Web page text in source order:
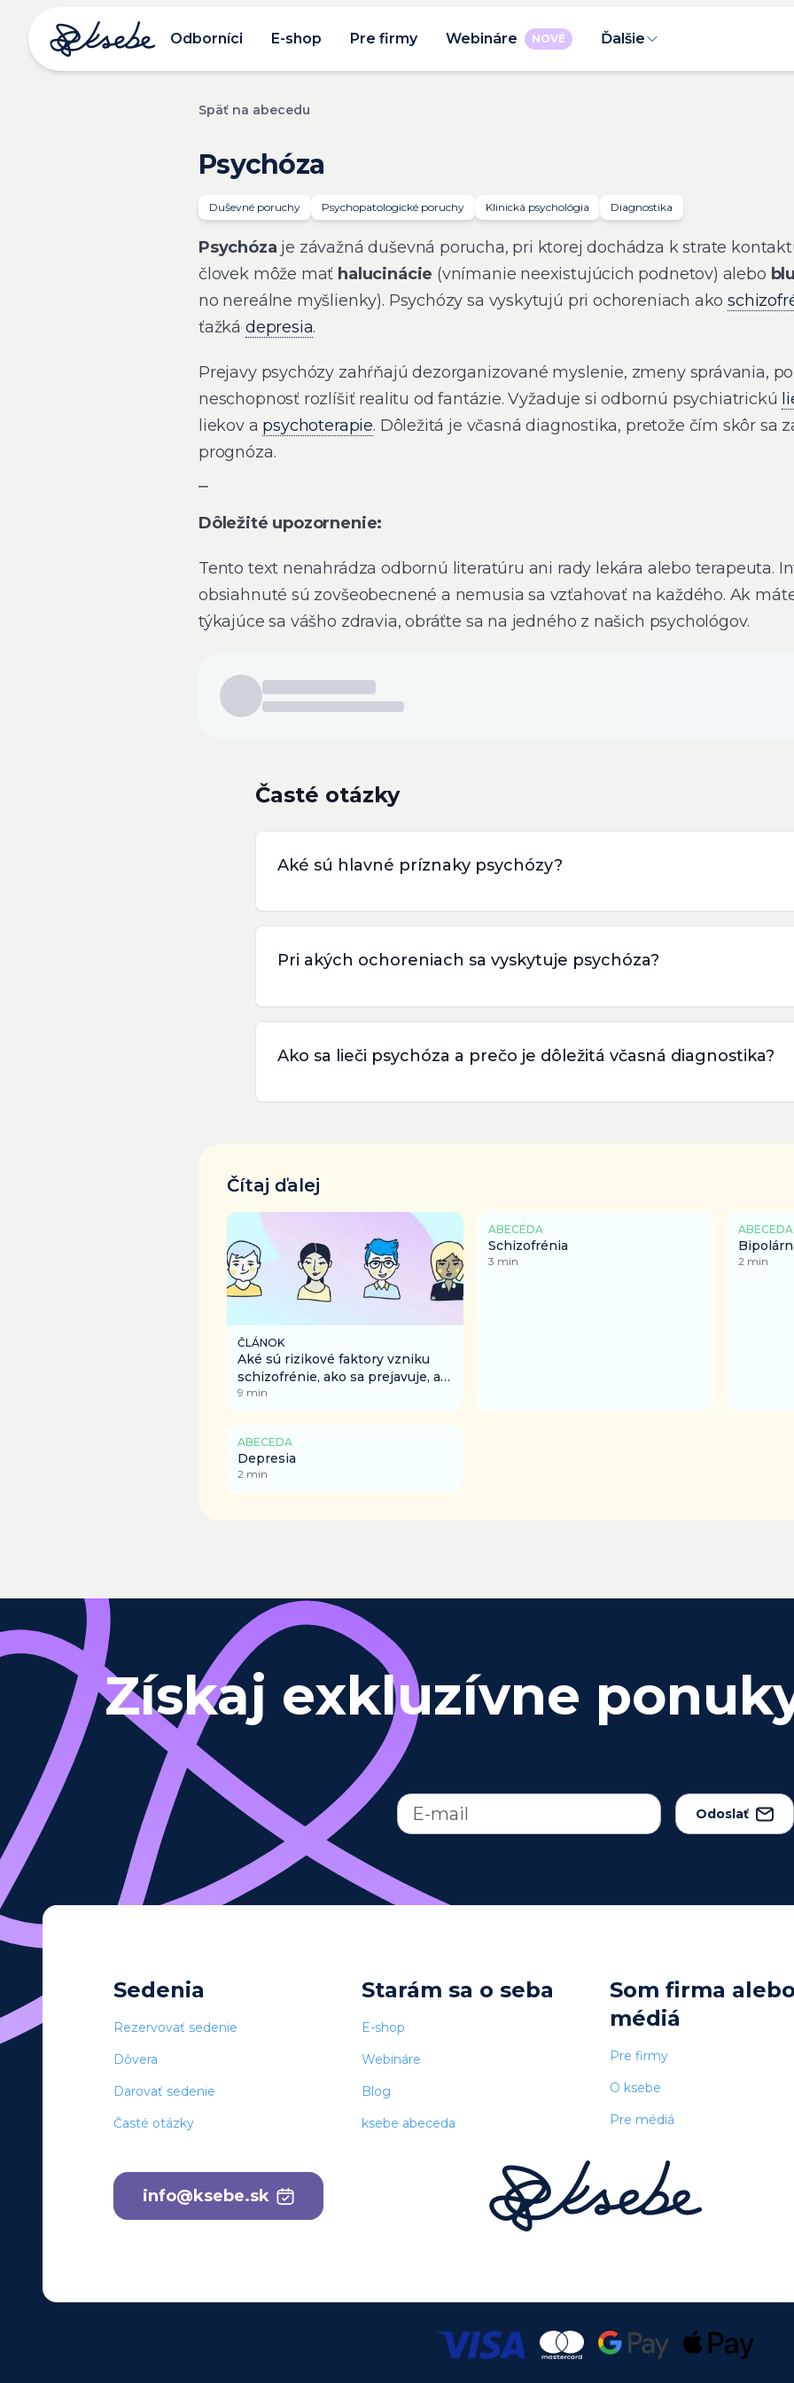
Odborníci E-shop Pre firmy Webináre NOVÉ Ďalšie
Späť na abecedu
Psychóza
Duševné poruchy Psychopatologické poruchy Klinická psychológia Diagnostika
Psychóza je závažná duševná porucha, pri ktorej dochádza k strate
človek môže mať halucinácie (vnímanie neexistujúcich podnetov) alebo
no nereálne myšlienky). Psychózy sa vyskytujú pri ochoreniach ako
ťažká depresia.
Prejavy psychózy zahŕňajú dezorganizované myslenie, zmeny správania,
neschopnosť rozlíšiť realitu od fantázie. Vyžaduje si odbornú psychiatrickú
liekov a psychoterapie. Dôležitá je včasná diagnostika, pretože čím skôr sa
prognóza.
Dôležité upozornenie:
Tento text nenahrádza odbornú literatúru ani rady lekára alebo terapeuta.
obsiahnuté sú zovšeobecnené a nemusia sa vzťahovať na každého. Ak
týkajúce sa vášho zdravia, obráťte sa na jedného z našich psychológov.
Časté otázky
Aké sú hlavné príznaky psychózy?
Pri akých ochoreniach sa vyskytuje psychóza?
Ako sa lieči psychóza a prečo je dôležitá včasná diagnostika?
Čítaj ďalej
ČLÁNOK
Aké sú rizikové faktory vzniku
schizofrénie, ako sa prejavuje, a
aký je život s touto diagnózou?
9 min
ABECEDA
Schizofrénia
3 min
ABECEDA
2 min
ABECEDA
Depresia
2 min
Získaj exkluzívne
Odoslať
Sedenia
Rezervovať sedenie
Dôvera
Darovať sedenie
Časté otázky
Starám sa o seba
E-shop
Webináre
Blog
ksebe abeceda
Som firma alebo
médiá
Pre firmy
O ksebe
Pre médiá
info@ksebe.sk